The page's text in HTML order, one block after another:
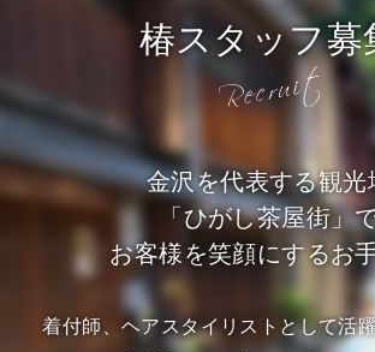
椿スタッフ募
金沢を代表する観光
「ひがし茶屋街」
お客様を笑顔にするお
着付師、ヘアスタイリストとして活